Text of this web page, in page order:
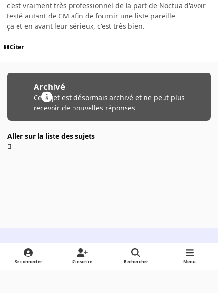
c'est vraiment très professionnel de la part de Noctua d'avoir
testé autant de CM afin de fournir une liste pareille.
ça et en avant leur sérieux, c'est très bien.
Citer
Archivé
Ce sujet est désormais archivé et ne peut plus
recevoir de nouvelles réponses.
Aller sur la liste des sujets
Light ModeDark ModeSystem Preference
Se connecter S’inscrire Rechercher Menu